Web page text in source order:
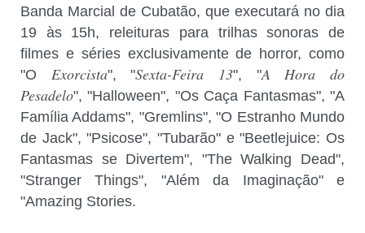
Banda Marcial de Cubatão, que executará no dia
19 às 15h, releituras para trilhas sonoras de
filmes e séries exclusivamente de horror, como
"O Exorcista", "Sexta-Feira 13", "A Hora do
Pesadelo", "Halloween", "Os Caça Fantasmas", "A
Família Addams", "Gremlins", "O Estranho Mundo
de Jack", "Psicose", "Tubarão" e "Beetlejuice: Os
Fantasmas se Divertem", "The Walking Dead",
"Stranger Things", "Além da Imaginação" e
"Amazing Stories.